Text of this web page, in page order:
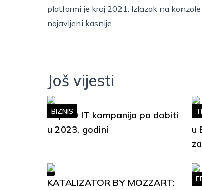
platformi je kraj 2021. Izlazak na
najavljeni kasnije.
Još vijesti
Top 10 IT kompanija po dobiti
u 2023. godini
BIZNIS
u
KATALIZATOR BY MOZZART: